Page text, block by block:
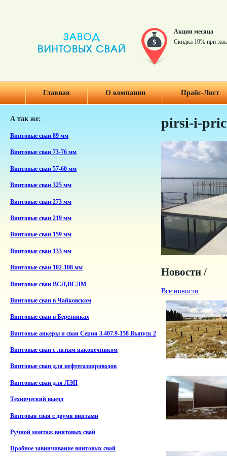
Акции месяца
Скидка 10% при
Главная О компании Прайс-Лист
А так же:
Винтовые сваи 89 мм
Винтовые сваи 73-76 мм
Винтовые сваи 57-60 мм
Винтовые сваи 325 мм
Винтовые сваи 273 мм
Винтовые сваи 219 мм
Винтовые сваи 159 мм
Винтовые сваи 133 мм
Винтовые сваи 102-108 мм
Винтовые сваи ВСЛ,ВСЛМ
Винтовые сваи в Чайковском
Винтовые сваи в Березниках
Винтовые анкеры и сваи Серия 3.407.9-158 Выпуск 2
Винтовые сваи с литым наконечником
Винтовые сваи для нефтегазопроводов
Винтовые сваи для ЛЭП
Технический выезд
Винтовая свая с двумя винтами
Ручной монтаж винтовых свай
Пробное завинчивание винтовых свай
pirsi-i-
Новости /
Все новости